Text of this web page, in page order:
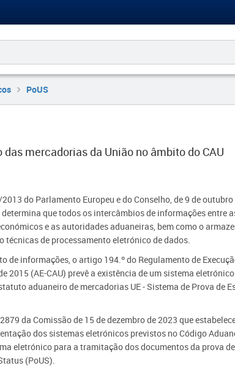
PoUS
mercadorias da União no âmbito do CAU
do Parlamento Europeu e do Conselho, de 9 de
que todos os intercâmbios de informações entre
e as autoridades aduaneiras, bem como o
de processamento eletrónico de dados.
de informações, o artigo 194.º do Regulamento de
2015 (AE-CAU) prevê a existência de um sistema
aduaneiro de mercadorias UE - Sistema de Prova de
da Comissão de 15 de dezembro de 2023 que
dos sistemas eletrónicos previstos no Código
eletrónico para a tramitação dos documentos da prova
(PoUS).